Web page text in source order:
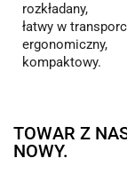
rozkładany,
łatwy w
ergonomiczny,
kompaktowy.
TOWAR Z
NOWY.